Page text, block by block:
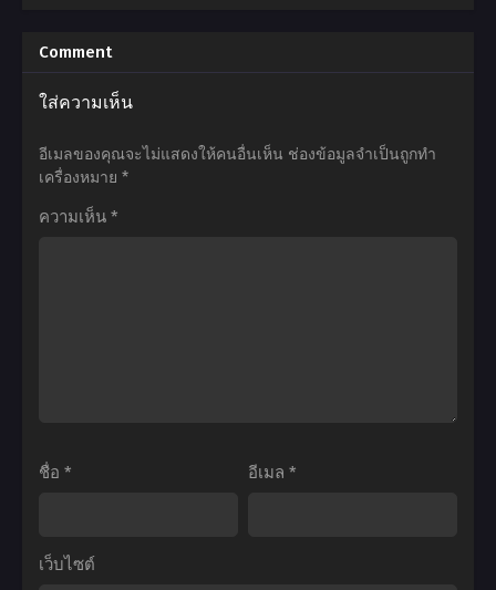
เวท
จุติ
ใหม่
ที่1-
ซับ
อสูร
ตอน
นิ
เมะ
DanMachi
Movie
of
ใจ
พบ
เมะ
Ball
วี่
Comment
ใส่ความเห็น
อีเมลของคุณจะไม่แสดงให้คนอื่นเห็น ช่องข้อมูลจำเป็นถูกทำ
เครื่องหมาย *
ความเห็น *
ชื่อ * อีเมล *
เว็บไซต์